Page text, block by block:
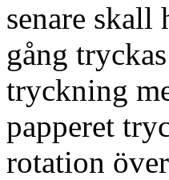
senare skall
gång
tryckning
papperet
rotation